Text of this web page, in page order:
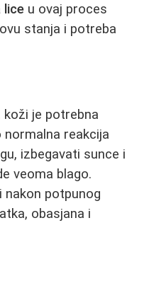
lice u ovaj proces
stanja i potreba
koži je potrebna
reakcija
izbegavati sunce i
veoma blago.
nakon potpunog
obasjana i